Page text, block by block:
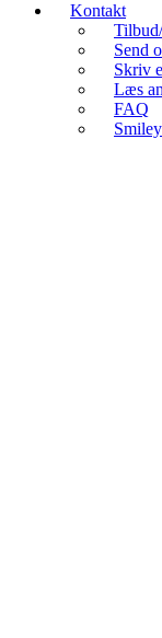
Kontakt
Send
Skriv
Læs
FAQ